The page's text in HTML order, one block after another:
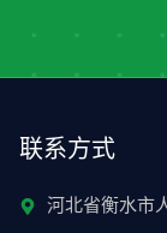
联系方式
河北省衡水市